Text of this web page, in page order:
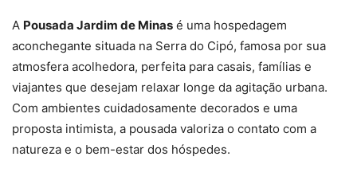
A Pousada Jardim de Minas é uma hospedagem
aconchegante situada na Serra do Cipó, famosa por sua
atmosfera acolhedora, perfeita para casais, famílias e
viajantes que desejam relaxar longe da agitação urbana.
Com ambientes cuidadosamente decorados e uma
proposta intimista, a pousada valoriza o contato com a
natureza e o bem-estar dos hóspedes.